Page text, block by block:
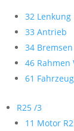
32 Lenkung
33 Antrieb
34 Bremsen
46 Rahmen
61
R25 /3
11 Motor